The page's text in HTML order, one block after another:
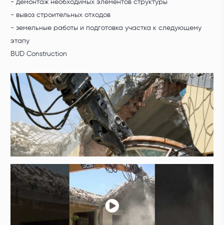
- демонтаж необходимых элементов структуры
- вывоз строительных отходов
- земельные работы и подготовка участка к следующему
этапу
BUD Construction